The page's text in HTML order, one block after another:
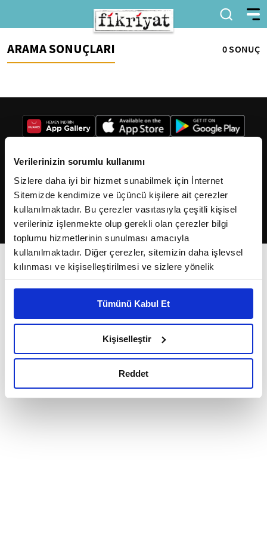
Verilerinizin sorumlu kullanımı
Sizlere daha iyi bir hizmet sunabilmek için İnternet
Sitemizde kendimize ve üçüncü kişilere ait çerezler
kullanılmaktadır. Bu çerezler vasıtasıyla çeşitli kişisel
verileriniz işlenmekte olup gerekli olan çerezler bilgi
toplumu hizmetlerinin sunulması amacıyla
kullanılmaktadır. Diğer çerezler, sitemizin daha işlevsel
kılınması ve kişiselleştirilmesi ve sizlere yönelik
reklam/pazarlama faaliyetlerinin yapılması, amaçlarıyla
Çerezlere ilişkin tercihlerinizi çerez paneli vasıtasıyla
belirleyebilirsiniz. Çerezlere ilişkin detaylı bilgi için
Ayarlar butonuna tıklayabilir,Çerez Bilgilendirme
Metnimizi ziyaret edebilirsiniz.
okumak ve sitemizi ziyaretiniz kapsamında
Tümünü Kabul Et
Kişiselleştir
Reddet
ARAMA SONUÇLARI 0 SONUÇ
2026Fikriyat. Tüm hakları saklıdır.